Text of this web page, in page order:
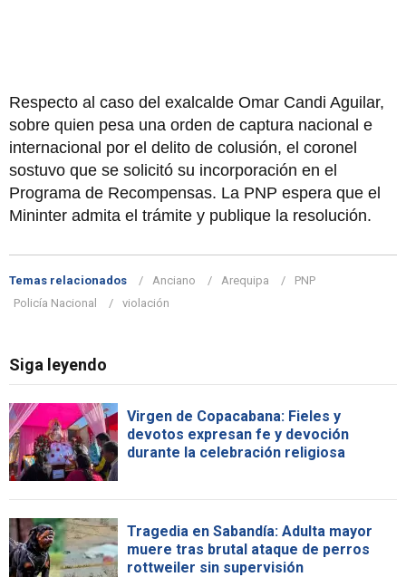
Respecto al caso del exalcalde Omar Candi Aguilar,
sobre quien pesa una orden de captura nacional e
internacional por el delito de colusión, el coronel
sostuvo que se solicitó su incorporación en el
Programa de Recompensas. La PNP espera que el
Mininter admita el trámite y publique la resolución.
Temas relacionados Anciano Arequipa
PNP
Policía Nacional
violación
Siga leyendo
Virgen de Copacabana: Fieles y
devotos expresan fe y devoción
durante la celebración religiosa
Tragedia en Sabandía: Adulta mayor
muere tras brutal ataque de perros
rottweiler sin supervisión